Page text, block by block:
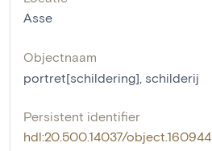
Asse
Objectnaam
portret[schildering], schilderij
Persistent identifier
hdl:20.500.14037/object.160944